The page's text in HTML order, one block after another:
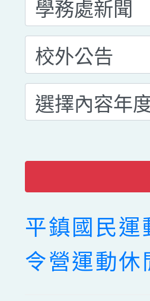
平鎮國民
令營運動休